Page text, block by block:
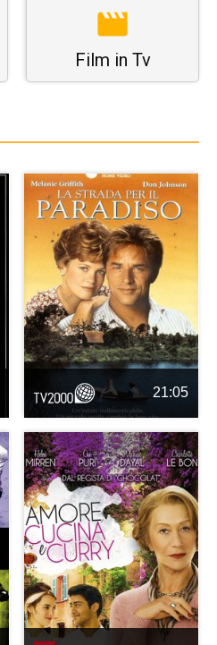
Film in Tv
21:05